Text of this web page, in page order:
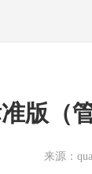
版（
来源：